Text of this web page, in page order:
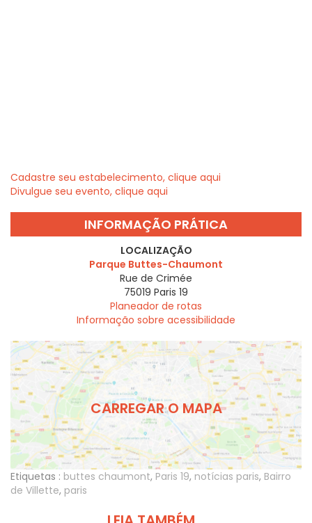
Cadastre seu estabelecimento, clique aqui
Divulgue seu evento, clique aqui
INFORMAÇÃO PRÁTICA
LOCALIZAÇÃO
Parque Buttes-Chaumont
Rue de Crimée
75019 Paris 19
Planeador de rotas
Informação sobre acessibilidade
CARREGAR O MAPA
Etiquetas : buttes chaumont, Paris 19, notícias paris, Bairro
de Villette, paris